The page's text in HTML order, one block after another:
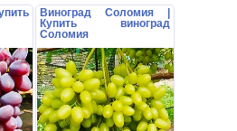
Виноград Соломия |
Купить виноград
Соломия